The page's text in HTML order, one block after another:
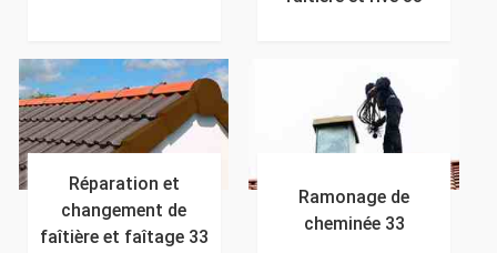
Réparation et
changement de
faîtière et faîtage 33
Ramonage de
cheminée 33